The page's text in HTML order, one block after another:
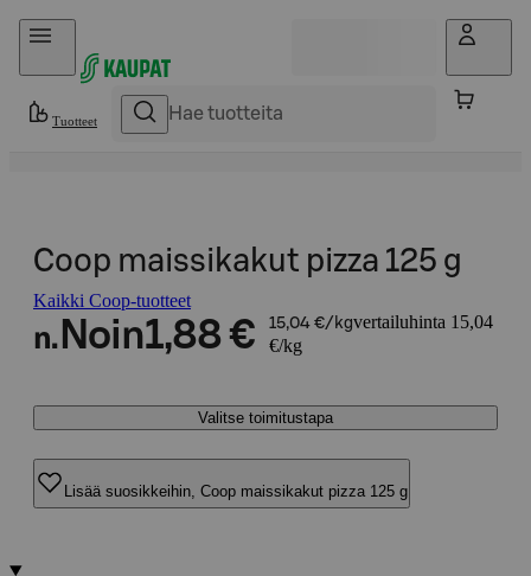
Hyppää sisältöön
Tuotteet
Coop maissikakut pizza 125 g
Kaikki Coop-tuotteet
n. Noin1,88 € 15,04 €/kgvertailuhinta 15,04
€/kg
Valitse toimitustapa
Lisää suosikkeihin, Coop maissikakut pizza 125 g